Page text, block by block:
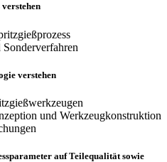
verstehen
und Werkzeugkonstruktion
auf Teilequalität sowie